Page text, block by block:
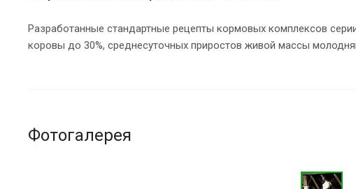
Разработанные стандартные рецепты кормовых комплексов
коровы до 30%, среднесуточных приростов живой массы
Фотогалерея